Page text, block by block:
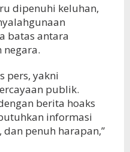
dipenuhi keluhan,
batas antara
negara.
pers, yakni
publik.
berita hoaks
informasi
penuh harapan,”